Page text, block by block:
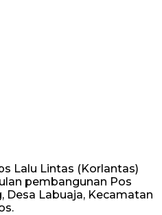
Lalu Lintas (Korlantas)
pembangunan Pos
Desa Labuaja, Kecamatan